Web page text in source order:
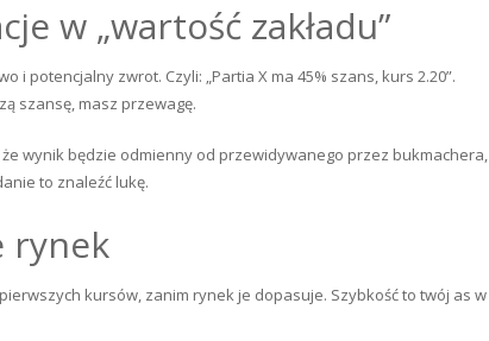
w „wartość zakładu”
potencjalny zwrot. Czyli: „Partia X ma 45% szans, kurs 2.20”.
szansę, masz przewagę.
że wynik będzie odmienny od przewidywanego przez bukmachera,
to znaleźć lukę.
rynek
kursów, zanim rynek je dopasuje. Szybkość to twój as w